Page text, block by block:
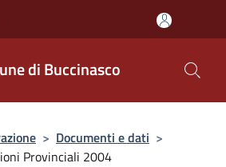
di Buccinasco
> Documenti e dati >
Provinciali 2004